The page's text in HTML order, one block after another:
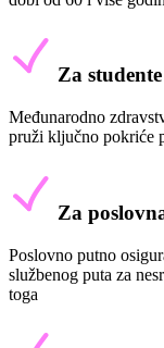
Za studente
Međunarodno
pruži ključno pokriće
Za
Poslovno putno
službenog puta za
toga